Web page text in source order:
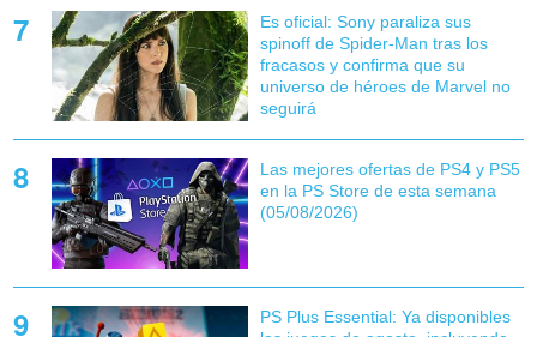
Es oficial: Sony paraliza sus
spinoff de Spider-Man tras los
fracasos y confirma que su
universo de héroes de Marvel no
seguirá
Las mejores ofertas de PS4 y PS5
en la PS Store de esta semana
(05/08/2026)
PS Plus Essential: Ya disponibles